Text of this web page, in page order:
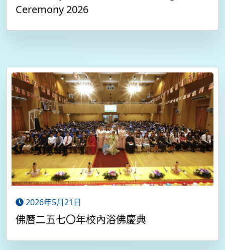
Ceremony 2026
2026年5月21日
佛曆二五七〇年校內浴佛慶典